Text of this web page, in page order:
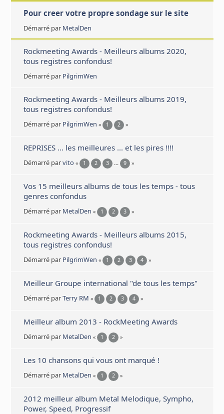
Pour creer votre propre sondage sur le site
Démarré par MetalDen
Rockmeeting Awards - Meilleurs albums 2020,
tous registres confondus!
Démarré par PilgrimWen
Rockmeeting Awards - Meilleurs albums 2019,
tous registres confondus!
Démarré par PilgrimWen « 1 2 »
REPRISES ... les meilleures ... et les pires !!!!
Démarré parvito « 1 2 3 ... 9 »
Vos 15 meilleurs albums de tous les temps - tous
genres confondus
Démarré par MetalDen « 1 2 3 »
Rockmeeting Awards - Meilleurs albums 2015,
tous registres confondus!
Démarré par PilgrimWen « 1 2 3 4 »
Meilleur Groupe international "de tous les temps"
Démarré parTerry RM « 1 2 3 4 »
Meilleur album 2013 - RockMeeting Awards
Démarré par MetalDen « 1 2 »
Les 10 chansons qui vous ont marqué !
Démarré par MetalDen « 1 2 »
2012 meilleur album Metal Melodique, Sympho,
Power, Speed, Progressif